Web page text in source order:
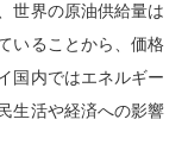
世界の原油供給量は
いることから、価格
国内ではエネルギー
生活や経済への影響